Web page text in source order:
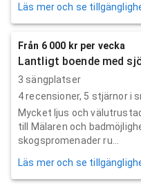
Läs mer och se
Från 6 000 kr per vecka
Lantligt boende med
3 sängplatser
4recensioner, 5 stjärnor i
Mycket ljus och
till Mälaren och
skogspromenader ru...
Läs mer och se